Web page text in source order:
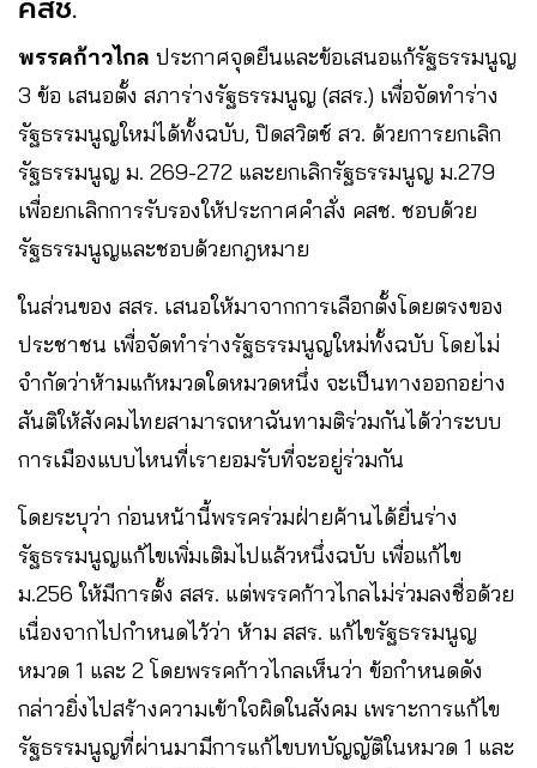
พรรคก้าวไกล ประกาศจุดยืนและข้อเสนอแก้รัฐธรรมนูญ
3 ข้อ เสนอตั้ง สภาร่างรัฐธรรมนูญ (สสร.) เพื่อจัดทำร่าง
รัฐธรรมนูญใหม่ได้ทั้งฉบับ, ปิดสวิตช์ สว. ด้วยการยกเลิก
รัฐธรรมนูญ ม. 269-272 และยกเลิกรัฐธรรมนูญ ม.279
เพื่อยกเลิกการรับรองให้ประกาศคำสั่ง คสช. ชอบด้วย
รัฐธรรมนูญและชอบด้วยกฎหมาย
ในส่วนของ สสร. เสนอให้มาจากการเลือกตั้งโดยตรงของ
ประชาชน เพื่อจัดทำร่างรัฐธรรมนูญใหม่ทั้งฉบับ โดยไม่
จำกัดว่าห้ามแก้หมวดใดหมวดหนึ่ง จะเป็นทางออกอย่าง
สันติให้สังคมไทยสามารถหาฉันทามติร่วมกันได้ว่าระบบ
การเมืองแบบไหนที่เรายอมรับที่จะอยู่ร่วมกัน
โดยระบุว่า ก่อนหน้านี้พรรคร่วมฝ่ายค้านได้ยื่นร่าง
รัฐธรรมนูญแก้ไขเพิ่มเติมไปแล้วหนึ่งฉบับ เพื่อแก้ไข
ม.256 ให้มีการตั้ง สสร. แต่พรรคก้าวไกลไม่ร่วมลงชื่อด้วย
เนื่องจากไปกำหนดไว้ว่า ห้าม สสร. แก้ไขรัฐธรรมนูญ
หมวด 1 และ 2 โดยพรรคก้าวไกลเห็นว่า ข้อกำหนดดัง
กล่าวยิ่งไปสร้างความเข้าใจผิดในสังคม เพราะการแก้ไข
รัฐธรรมนูญที่ผ่านมามีการแก้ไขบทบัญญัติในหมวด 1 และ